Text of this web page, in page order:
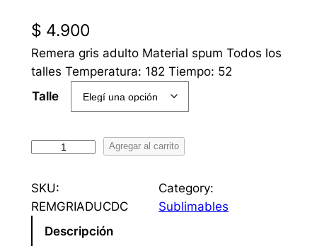
$ 4.900
Remera gris adulto Material spum Todos los
talles Temperatura: 182 Tiempo: 52
Talle
R
m
e
r
Agregar al carrito
SKU:
REMGRIADUCDC
Category:
Sublimables
Descripción